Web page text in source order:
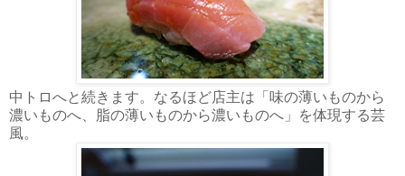
中トロへと続きます。なるほど店主は「味の薄いものから
濃いものへ、脂の薄いものから濃いものへ」を体現する芸
風。